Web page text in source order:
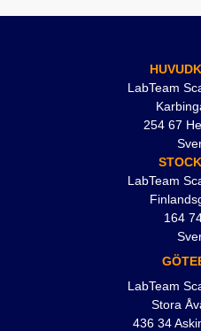
LabTeam
254 67
LabTeam
164
LabTeam
Stora
436 34